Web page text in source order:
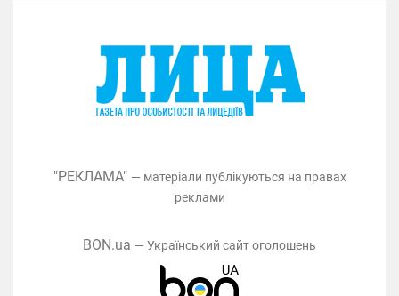
"РЕКЛАМА" — матеріали публікуються на правах
реклами
BON.ua — Український сайт оголошень